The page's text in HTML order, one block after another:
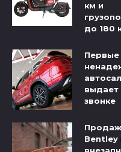
км и
до 180
Первые
выдает
звонке
Bentley